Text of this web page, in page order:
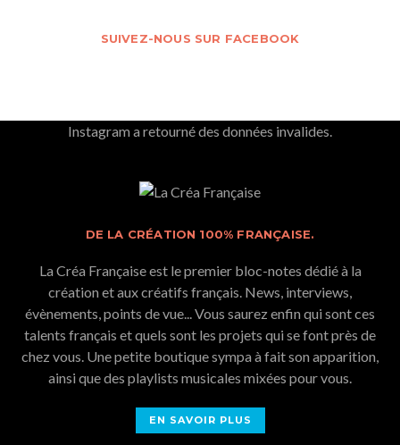
SUIVEZ-NOUS SUR FACEBOOK
Instagram a retourné des données invalides.
DE LA CRÉATION 100% FRANÇAISE.
La Créa Française est le premier bloc-notes dédié à la
création et aux créatifs français. News, interviews,
évènements, points de vue... Vous saurez enfin qui sont ces
talents français et quels sont les projets qui se font près de
chez vous. Une petite boutique sympa à fait son apparition,
ainsi que des playlists musicales mixées pour vous.
EN SAVOIR PLUS